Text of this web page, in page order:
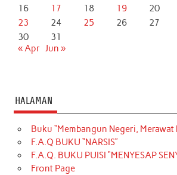
16
17 18 19 20
23
24 25 26 27
30
31
« Apr Jun »
HALAMAN
Buku “Membangun Negeri, Merawat
F.A.Q BUKU “NARSIS”
F.A.Q. BUKU PUISI “MENYESAP
Front Page